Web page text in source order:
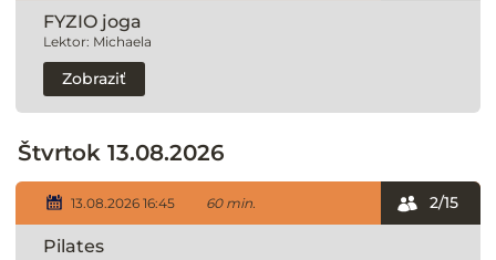
FYZIO joga
Lektor: Michaela
Zobraziť
Štvrtok 13.08.2026
13.08.2026 16:45 60 min.
Pilates
2/15